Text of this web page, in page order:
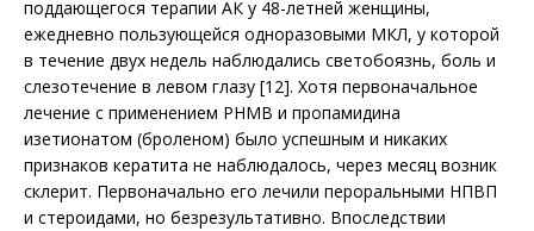
поддающегося терапии АК у 48-летней женщины,
ежедневно пользующейся одноразовыми МКЛ, у которой
в течение двух недель наблюдались светобоязнь, боль и
слезотечение в левом глазу [12]. Хотя первоначальное
лечение с применением PHMB и пропамидина
изетионатом (броленом) было успешным и никаких
признаков кератита не наблюдалось, через месяц возник
склерит. Первоначально его лечили пероральными НПВП
и стероидами, но безрезультативно. Впоследствии